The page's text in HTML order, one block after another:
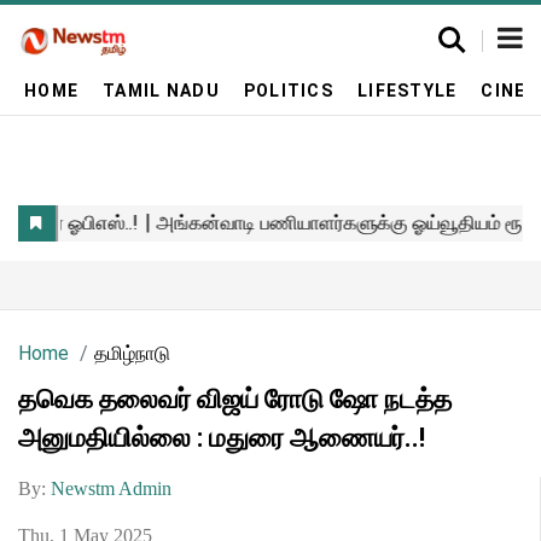
HOME TAMIL NADU POLITICS LIFESTYLE
Home தமிழ்நாடு
தவெக தலைவர் விஜய் ரோடு ஷோ நடத்த
அனுமதியில்லை : மதுரை ஆணையர்..!
By: Newstm Admin
Thu, 1 May 2025